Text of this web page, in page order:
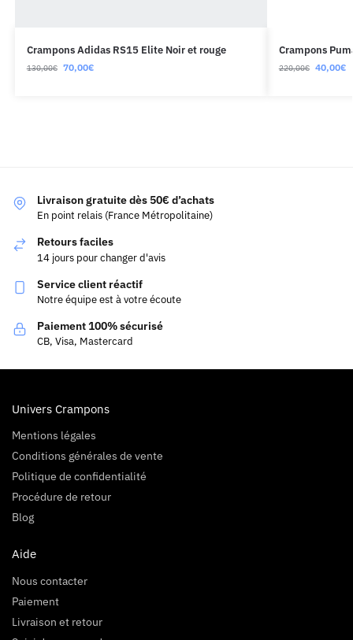
Crampons Adidas RS15 Elite Noir et rouge
130,00€ 70,00€
Crampons
220,00€ 40,00€
Livraison gratuite dès 50€ d’achats
En point relais (France Métropolitaine)
Retours faciles
14 jours pour changer d'avis
Service client réactif
Notre équipe est à votre écoute
Paiement 100% sécurisé
CB, Visa, Mastercard
Univers Crampons
Mentions légales
Conditions générales de vente
Politique de confidentialité
Procédure de retour
Blog
Aide
Nous contacter
Paiement
Livraison et retour